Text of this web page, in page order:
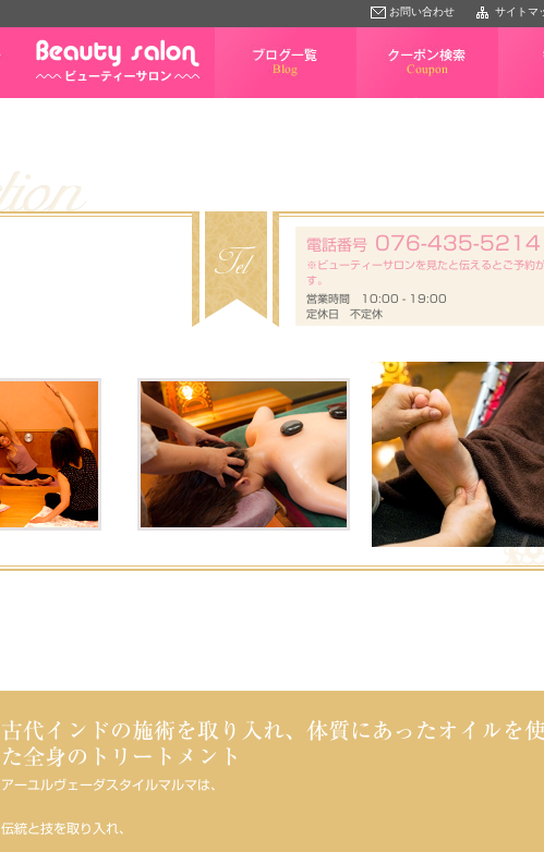
サイトマ
お問い合わせ
電話番号 076-435-5214
※ビューティーサロンを見たと伝えるとご予約
す。
営業時間 10:00 - 19:00
定休日 不定休
古代インドの施術を取り入れ、体質にあったオイルを
た全身のトリートメント
アーユルヴェーダスタイルマルマは、
伝統と技を取り入れ、